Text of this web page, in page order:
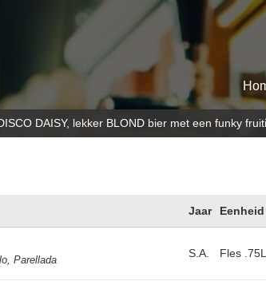
DAISY, lekker BLOND bier met een funky
Jaar Eenheid
Parellada
S.A. Fles